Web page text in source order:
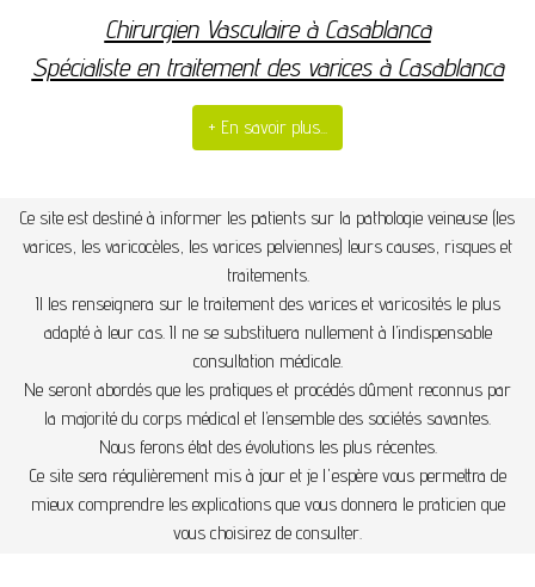
Chirurgien Vasculaire à Casablanca
Spécialiste en traitement des varices à Casablanca
+ En savoir plus...
Ce site est destiné à informer les patients sur la pathologie veineuse (les
varices, les varicocèles, les varices pelviennes) leurs causes, risques et
traitements.
Il les renseignera sur le traitement des varices et varicosités le plus
adapté à leur cas. Il ne se substituera nullement à l’indispensable
consultation médicale.
Ne seront abordés que les pratiques et procédés dûment reconnus par
la majorité du corps médical et l’ensemble des sociétés savantes.
Nous ferons état des évolutions les plus récentes.
Ce site sera régulièrementmis à jour et je l'espère vous permettra de
mieux comprendre les explications que vous donnera le praticien que
vous choisirez de consulter.